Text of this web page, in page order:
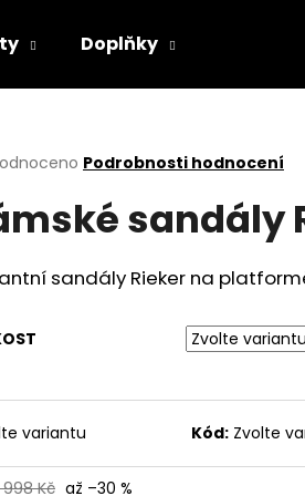
Doplňky
Podrobnosti hodnocení
sandály
sandály Rieker na
variantu Kód: Zvolte
998 Kč až –30 %
HLEDAT
PRIMIGI 2418511